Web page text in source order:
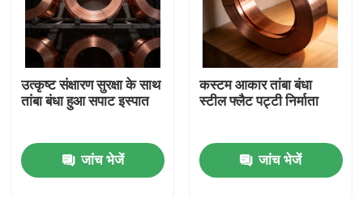
हमारे बारे में
फैक्टरी यात्रा
गुणवत्ता नियंत्रण
उत्कृष्ट संक्षारण सुरक्षा के साथ
तांबा बंधा हुआ सपाट इस्पात
जांच भेजें
कस्टम आकार तांबा बंधा
स्टील फ्लैट पट्टी निर्माता
जांच भेजें